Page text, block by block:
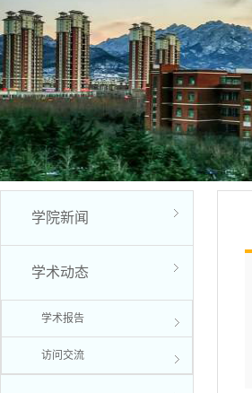
学院新闻
学术动态
学术报告
访问交流